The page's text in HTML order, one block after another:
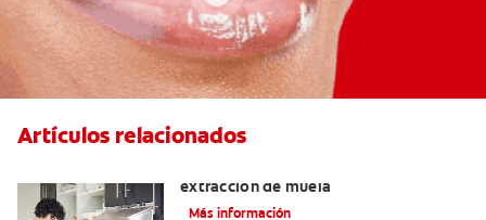
Artículos relacionados
extracción de muela
Más información